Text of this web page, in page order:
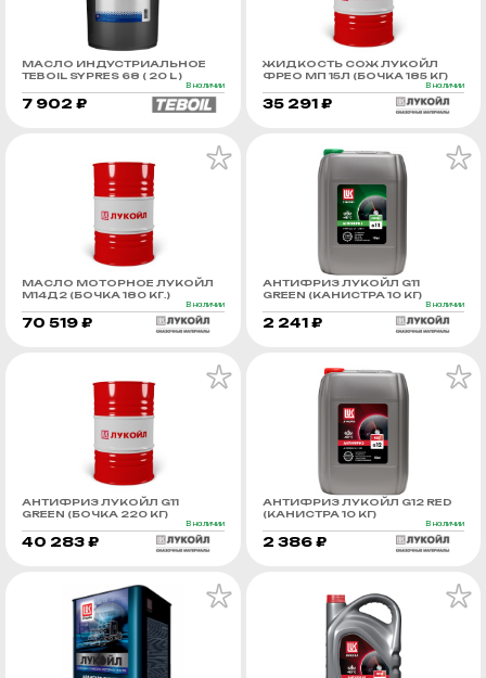
МАСЛО ИНДУСТРИАЛЬНОЕ
TEBOIL SYPRES 68 ( 20 L )
В наличии
7 902 ₽
ЖИДКОСТЬ СОЖ ЛУКОЙЛ
ФРЕО МП 15Л (БОЧКА 185 КГ)
В наличии
35 291 ₽
МАСЛО МОТОРНОЕ ЛУКОЙЛ
М14Д2 (БОЧКА 180 КГ.)
В наличии
70 519 ₽
АНТИФРИЗ ЛУКОЙЛ G11
GREEN (КАНИСТРА 10 КГ)
В наличии
2 241 ₽
АНТИФРИЗ ЛУКОЙЛ G11
GREEN (БОЧКА 220 КГ)
В наличии
40 283 ₽
АНТИФРИЗ ЛУКОЙЛ G12 RED
(КАНИСТРА 10 КГ)
В наличии
2 386 ₽